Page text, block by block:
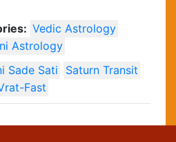
Vedic Astrology
Astrology
Sade Sati
Saturn Transit
Fast